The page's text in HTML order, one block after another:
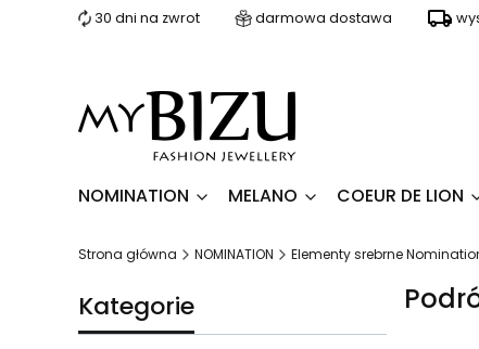
30 dni na zwrot darmowa dostawa
NOMINATION MELANO COEUR DE LION
Strona główna NOMINATION Elementy srebrne
Kategorie